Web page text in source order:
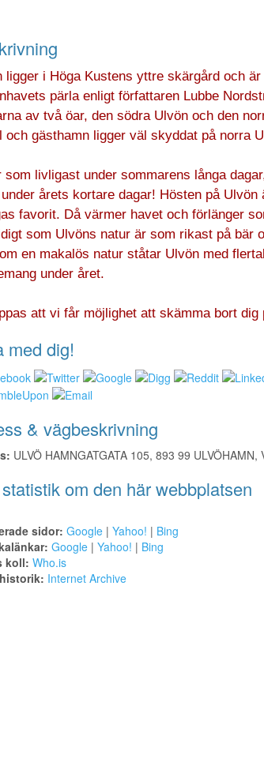
ligger i Höga Kustens yttre skärgård och
pärla enligt författaren Lubbe
av två öar, den södra Ulvön och den
och gästhamn ligger väl skyddat på norra
som livligast under sommarens långa
årets kortare dagar! Hösten på Ulvön
favorit. Då värmer havet och förlänger
som Ulvöns natur är som rikast på bär
en makalös natur ståtar Ulvön med
under året.
att vi får möjlighet att skämma bort dig
med dig!
& vägbeskrivning
ULVÖ HAMNGATGATA 105, 893 99
om den här webbplatsen
sidor: Google| Yahoo! | Bing
Google| Yahoo! | Bing
koll: Who.is
Internet Archive